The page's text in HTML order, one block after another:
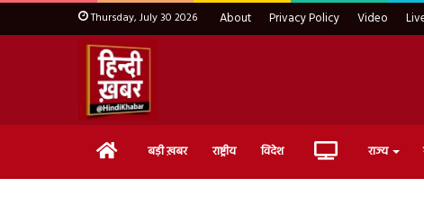
Thursday, July 30 2026 About Privacy Policy Video
Home बड़ी ख़बर राष्ट्रीय विदेश Live राज्य